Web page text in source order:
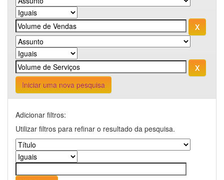
Iniciar uma nova pesquisa
Adicionar filtros:
Utilizar filtros para refinar o resultado da pesquisa.